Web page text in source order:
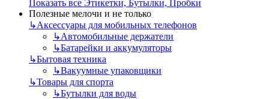
Показать все Этикетки, Бутылки, Пробки
Полезные мелочи и не только
↳Аксессуары для мобильных телефонов
↳Автомобильные держатели
↳Батарейки и аккумуляторы
↳Бытовая техника
↳Вакуумные упаковщики
↳Товары для спорта
↳Бутылки для воды